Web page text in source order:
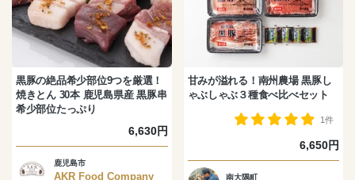
黒豚の絶品希少部位9つを厳選！
焼きとん 30本 鹿児島県産 黒豚串
希少部位たっぷり
6,630円
鹿児島市
AKR Food Company
甘みが溢れる！南州農場 黒豚し
ゃぶしゃぶ３種食べ比べセット
1件
6,650円
南大隅町